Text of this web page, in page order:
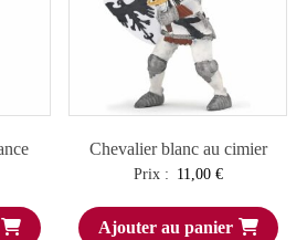
Chevalier blanc au cimier
Prix : 11,00 €
Ajouter au panier